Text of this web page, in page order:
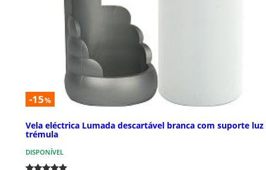
-15%
Vela eléctrica Lumada descartável branca com suporte luz
trémula
DISPONÍVEL